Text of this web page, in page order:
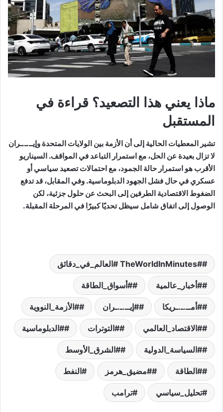
ماذا يعني هذا التصعيد؟ قراءة في
المستقبل
تشير المعطيات الحالية إلى أن الأزمة بين الولايات المتحدة وإيــ.ـ.ـران
لا تزال بعيدة عن الحل، مع استمرار التباعد في المواقف. السيناريو
الأقرب هو استمرار حالة الجمود، مع احتمالات تصعيد سياسي أو
عسكري في حال فشل الجهود الدبلوماسية. وفي المقابل، قد تدفع
الضغوط الاقتصادية الطرفين إلى البحث عن حلول جزئية، لكن
الوصول إلى اتفاق شامل سيظل تحديًا كبيرًا في المرحلة المقبلة.
#TheWorldInMinutes #العالم_في_دقائق
#أخبار_عالمية #أسواق_الطاقة
#أمــ.ـ.ـريكا #إيــ.ـ.ـران #الأزمة_النووية
#الاقتصاد_العالمي #التوترات #الدبلوماسية
#السياسة_الدولية #الشرق_الأوسط
#الطاقة #مضيق_هرمز النفط
تحليل_سياسي ترامب